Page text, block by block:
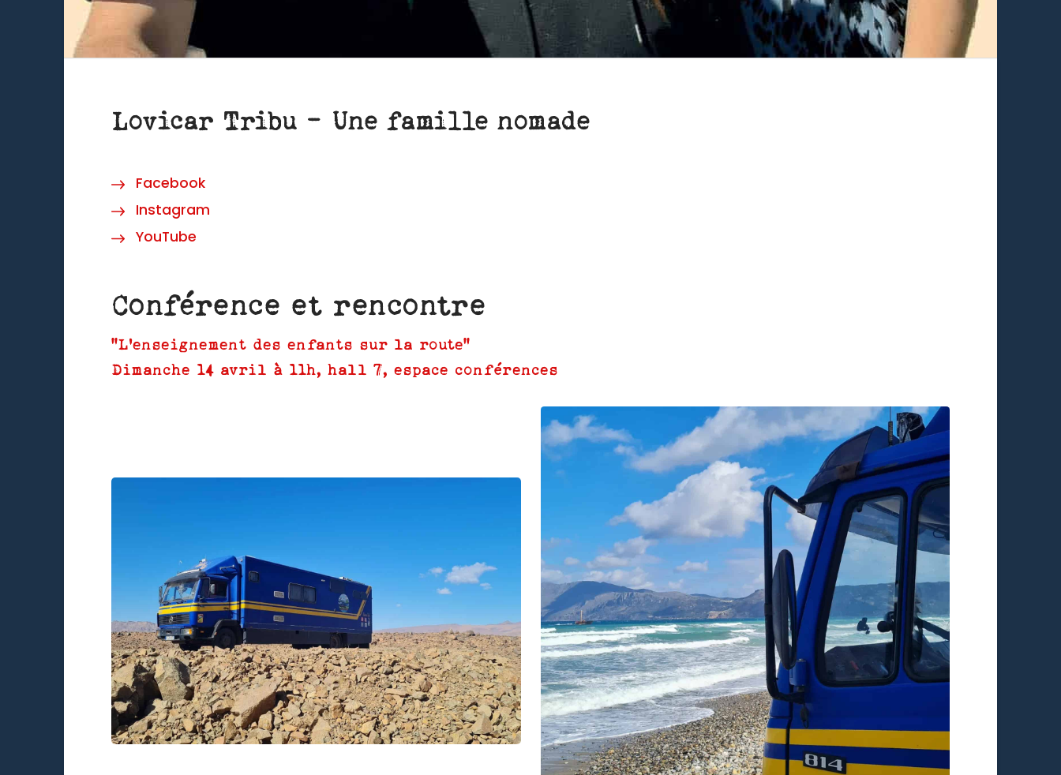
Lovicar Tribu – Une famille nomade
Facebook
Instagram
YouTube
Conférence et rencontre
"L'enseignement des enfants sur la route"
Dimanche 14 avril à 11h, hall 7, espace conférences